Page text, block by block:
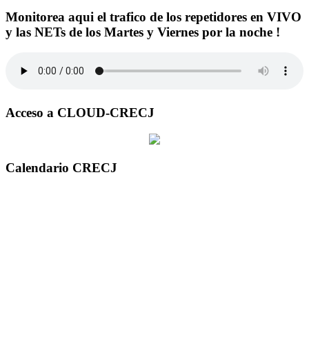
Monitorea aqui el trafico de los repetidores en VIVO
y las NETs de los Martes y Viernes por la noche !
Acceso a CLOUD-CRECJ
Calendario CRECJ